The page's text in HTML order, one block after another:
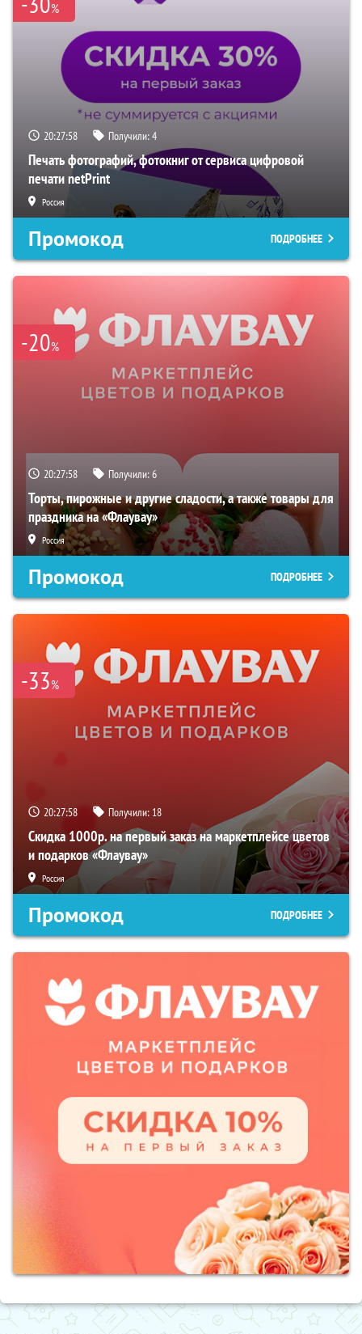
%
20:27:57 Получили:4
Печать фотографий, фотокниг от сервиса цифровой
печати netPrint
Россия
Промокод ПОДРОБНЕЕ
-20%
20:27:57 Получили:6
Торты, пирожные и другие сладости, а также товары для
праздника на «Флаувау»
Россия
Промокод ПОДРОБНЕЕ
-33%
20:27:57 Получили: 18
Скидка 1000р. на первый заказ на маркетплейсе цветов
и подарков «Флаувау»
Россия
Промокод ПОДРОБНЕЕ